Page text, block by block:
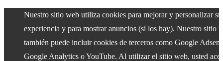
Nuestro sitio web utiliza cookies para mejorar y personalizar su
experiencia y para mostrar anuncios (si los hay). Nuestro sitio
también puede incluir cookies de terceros como Google
Google Analytics o YouTube. Al utilizar el sitio web, usted